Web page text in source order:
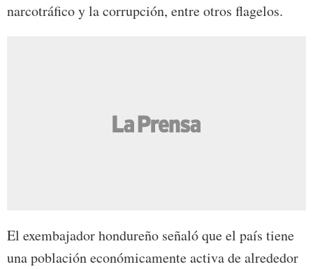
narcotráfico y la corrupción, entre otros flagelos.
El exembajador hondureño señaló que el país tiene
una población económicamente activa de alrededor